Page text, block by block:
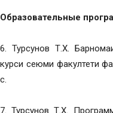
Образовательные
6. Турсунов Т.Х.
курси сеюми факултети
с.
7. Турсунов Т.Х.